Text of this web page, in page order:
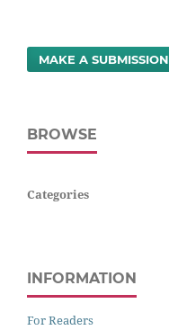
MAKE A SUBMISSION
BROWSE
Categories
INFORMATION
For Readers